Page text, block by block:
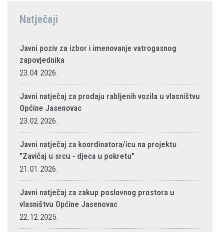
Natječaji
Javni poziv za izbor i imenovanje vatrogasnog
zapovjednika
23.04.2026.
Javni natječaj za prodaju rabljenih vozila u vlasništvu
Općine Jasenovac
23.02.2026.
Javni natječaj za koordinatora/icu na projektu
"Zavičaj u srcu - djeca u pokretu"
21.01.2026.
Javni natječaj za zakup poslovnog prostora u
vlasništvu Općine Jasenovac
22.12.2025.